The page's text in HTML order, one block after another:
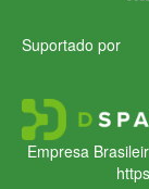
Suportado por
Empresa